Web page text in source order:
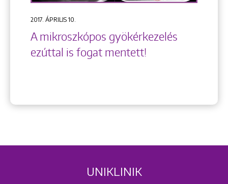
2017. ÁPRILIS 10.
A mikroszkópos gyökérkezelés
ezúttal is fogat mentett!
UNIKLINIK